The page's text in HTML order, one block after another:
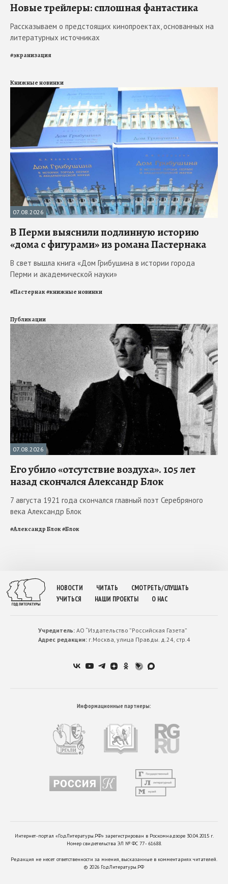
Новые трейлеры: сплошная фантастика
Рассказываем о предстоящих кинопроектах, основанных на
литературных источниках
#экранизация
Книжные новинки
07.08.2026
В Перми выяснили подлинную историю
«дома с фигурами» из романа Пастернака
В свет вышла книга «Дом Грибушина в истории города
Перми и академической науки»
#Пастернак#книжные новинки
Публикации
07.08.2026
Его убило «отсутствие воздуха». 105 лет
назад скончался Александр Блок
7 августа 1921 года скончался главный поэт Серебряного
века Александр Блок
#Александр Блок#Блок
НОВОСТИ ЧИТАТЬ
СМОТРЕТЬ/СЛУШАТЬ
УЧИТЬСЯ
НАШИ ПРОЕКТЫ О НАС
Учредитель:АО “Издательство ”Российская Газета”
Адрес редакции:г.Москва, улица Правды. д.24, стр.4
Информационные партнеры:
Интернет-портал «ГодЛитературы.РФ» зарегистрирован в Роскомнадзоре 30.04.2015 г.
Номер свидетельства ЭЛ № ФС 77 - 61688.
Редакция не несет ответственности за мнения, высказанные в комментариях читателей.
© 2026 ГодЛитературы.РФ